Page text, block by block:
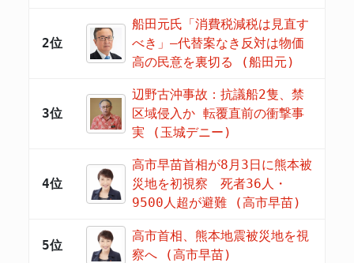
2位
船田元氏「消費税減税は見直す
べき」―代替案なき反対は物価
高の民意を裏切る (船田元)
3位
辺野古沖事故：抗議船2隻、禁
区域侵入か 転覆直前の衝撃事
実 (玉城デニー)
4位
高市早苗首相が8月3日に熊本被
災地を初視察 死者36人・
9500人超が避難 (高市早苗)
5位
高市首相、熊本地震被災地を視
察へ (高市早苗)